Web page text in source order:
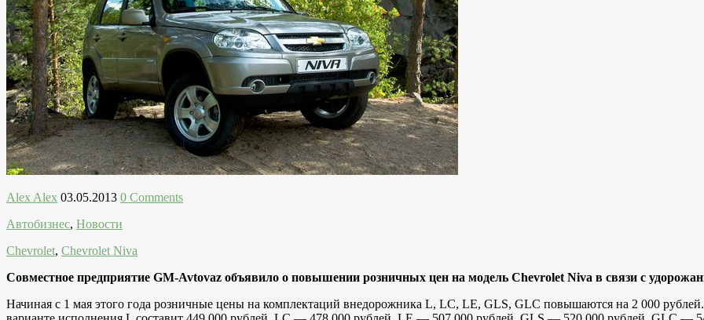
Alex Alex 03.05.2013 0 Comments
Автобизнес, Новости
Chevrolet, Chevrolet Niva
Совместное предприятие GM-Avtovaz объявило о повышении розничных цен на модель Chevrolet Niva в связи с
Начиная с 1 мая этого года розничные цены на комплектаций внедорожника L, LC, LE, GLS, GLC повышаются на 2 000